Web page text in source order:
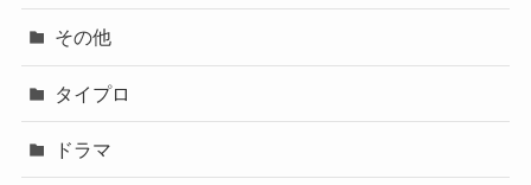
その他
タイプロ
ドラマ